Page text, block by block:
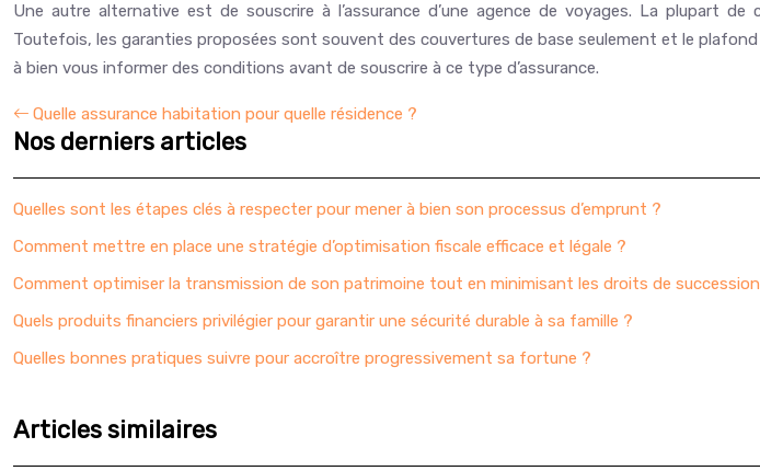
Une autre alternative est de souscrire à l’assurance d’une agence de voyages. La plupart
Toutefois, les garanties proposées sont souvent des couvertures de base seulement et le
à bien vous informer des conditions avant de souscrire à ce type d’assurance.
Quelle assurance habitation pour quelle résidence ?
Nos derniers articles
Quelles sont les étapes clés à respecter pour mener à bien son processus d’emprunt ?
Comment mettre en place une stratégie d’optimisation fiscale efficace et légale ?
Comment optimiser la transmission de son patrimoine tout en minimisant les droits de
Quels produits financiers privilégier pour garantir une sécurité durable à sa famille ?
Quelles bonnes pratiques suivre pour accroître progressivement sa fortune ?
Articles similaires